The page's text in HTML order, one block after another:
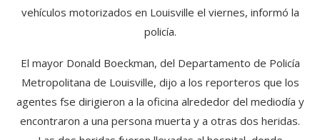
vehículos motorizados en Louisville el viernes, informó la
policía.
El mayor Donald Boeckman, del Departamento de Policía
Metropolitana de Louisville, dijo a los reporteros que los
agentes fse dirigieron a la oficina alrededor del mediodía y
encontraron a una persona muerta y a otras dos heridas.